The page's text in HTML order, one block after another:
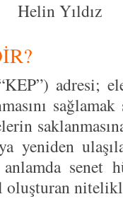
Helin Yıldız
adresi;
yeniden
senet
oluşturan